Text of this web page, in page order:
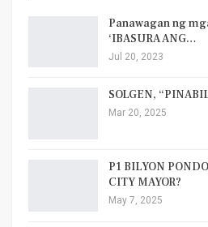
Panawagan ng
‘IBASURA ANG…
Jul 20, 2023
SOLGEN,
Mar 20, 2025
P1 BILYON
CITY MAYOR?
May 7, 2025